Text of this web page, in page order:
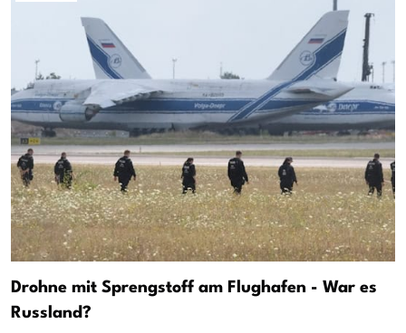
Drohne mit Sprengstoff am Flughafen - War es
Russland?